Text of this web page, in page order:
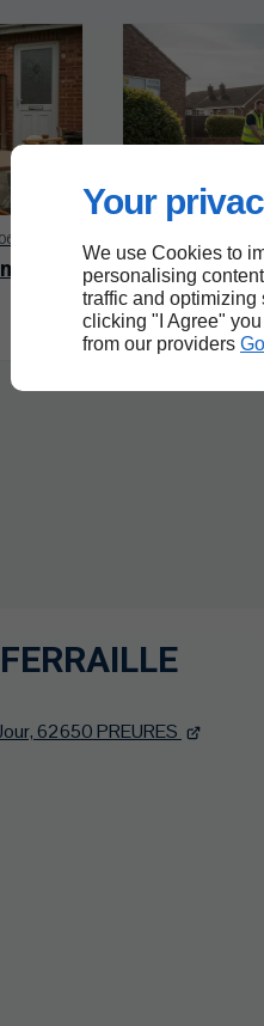
Your
We use Cookies to
personalising
traffic and
clicking "I Agree"
from our providers
2026
Les
débarras
62650PREURES